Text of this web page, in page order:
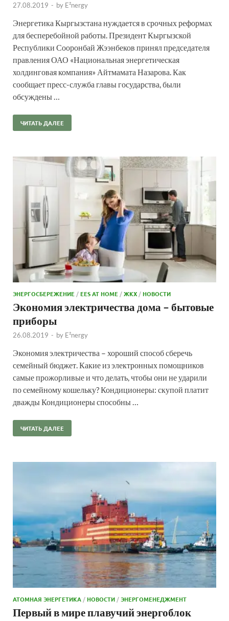
27.08.2019 - by E²nergy
Энергетика Кыргызстана нуждается в срочных реформах
для бесперебойной работы. Президент Кыргызской
Республики Сооронбай Жээнбеков принял председателя
правления ОАО «Национальная энергетическая
холдинговая компания» Айтмамата Назарова. Как
сообщает пресс-служба главы государства, были
обсуждены …
ЧИТАТЬ ДАЛЕЕ
ЭНЕРГОСБЕРЕЖЕНИЕ /EES AT HOME /ЖКХ /НОВОСТИ
Экономия электричества дома – бытовые
приборы
26.08.2019 - by E²nergy
Экономия электричества – хороший способ сберечь
семейный бюджет. Какие из электронных помощников
самые прожорливые и что делать, чтобы они не ударили
по семейному кошельку? Кондиционеры: скупой платит
дважды Кондиционеры способны …
ЧИТАТЬ ДАЛЕЕ
АТОМНАЯ ЭНЕРГЕТИКА /НОВОСТИ /ЭНЕРГОМЕНЕДЖМЕНТ
Первый в мире плавучий энергоблок